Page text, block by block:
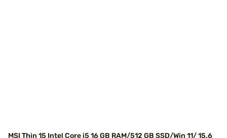
MSI Thin 15 Intel Core i5 16 GB RAM/512 GB SSD/Win 11/ 15.6